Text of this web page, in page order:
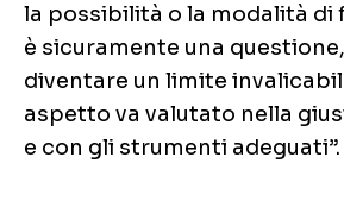
la possibilità o la modalità di
è sicuramente una
diventare un limite
aspetto va valutato nella
e con gli strumenti adeguati”.